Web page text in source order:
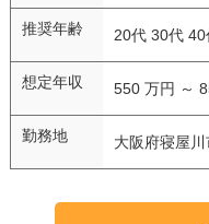
推奨年齢 20代 30代
想定年収 550 万円 ～
勤務地 大阪府寝屋川